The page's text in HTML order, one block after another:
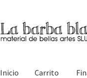
Ir
a
Ir
al
Inicio Carrito